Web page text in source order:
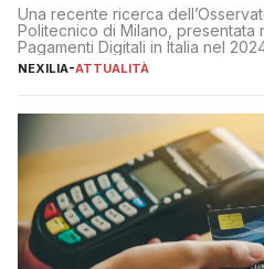
Una recente ricerca
Politecnico di Milano, presentata
Pagamenti Digitali in Italia nel
definitivi del primo semestre 2024
NEXILIA-ATTUALITÀ